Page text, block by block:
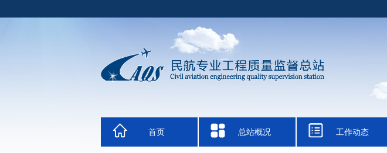
首页 总站概况 工作动态